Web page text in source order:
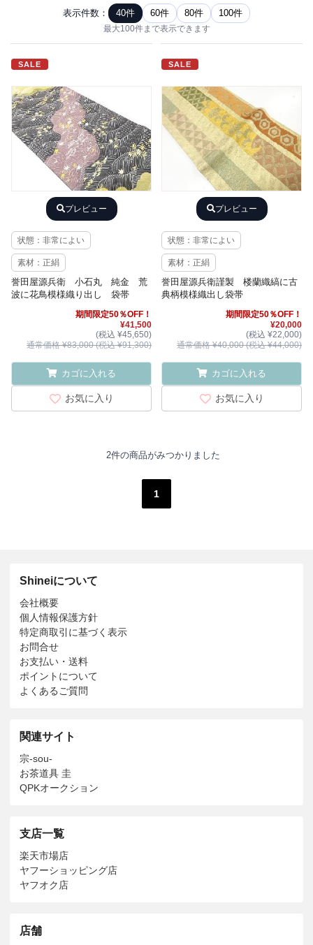
表示件数： 40件 60件 80件 100件
最大100件まで表示できます
SALE
プレビュー
状態：非常によい
素材：正絹
誉田屋源兵衛 小石丸 純金 荒
波に花鳥模様織り出し 袋帯
期間限定50％OFF！
¥41,500
(税込 ¥45,650)
通常価格 ¥83,000 (税込 ¥91,300)
カゴに入れる
お気に入り
SALE
プレビュー
状態：非常によい
素材：正絹
誉田屋源兵衛謹製 楼蘭織縞に古
典柄模様織出し袋帯
期間限定50％OFF！
¥20,000
(税込 ¥22,000)
通常価格 ¥40,000 (税込 ¥44,000)
カゴに入れる
お気に入り
2件の商品がみつかりました
1
Shineiについて
会社概要
個人情報保護方針
特定商取引に基づく表示
お問合せ
お支払い・送料
ポイントについて
よくあるご質問
関連サイト
宗-sou-
お茶道具 圭
QPKオークション
支店一覧
楽天市場店
ヤフーショッピング店
ヤフオク店
店舗